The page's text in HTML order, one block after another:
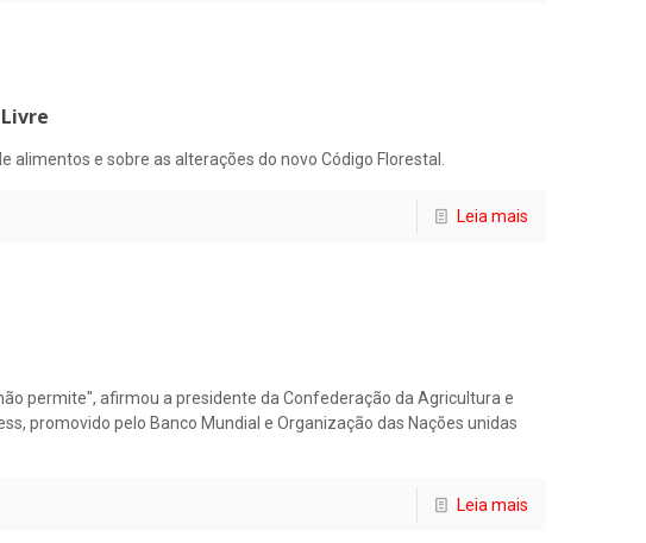
alimentos e sobre as alterações do novo Código Florestal.
Leia mais
permite", afirmou a presidente da Confederação da Agricultura e
promovido pelo Banco Mundial e Organização das Nações unidas
Leia mais